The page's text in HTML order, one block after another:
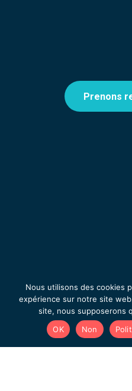
Prenons
Nous utilisons des cookies
expérience sur notre site
site, nous supposerons
OK
Non